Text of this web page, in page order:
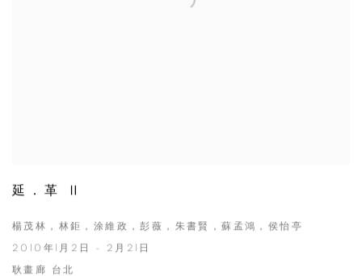
延．革 Ⅱ
楊茂林，林鉅，涂維政，彭薇，朱書賢，蘇孟鴻，侯怡亭
2010年1月2日 - 2月21日
耿畫廊 台北